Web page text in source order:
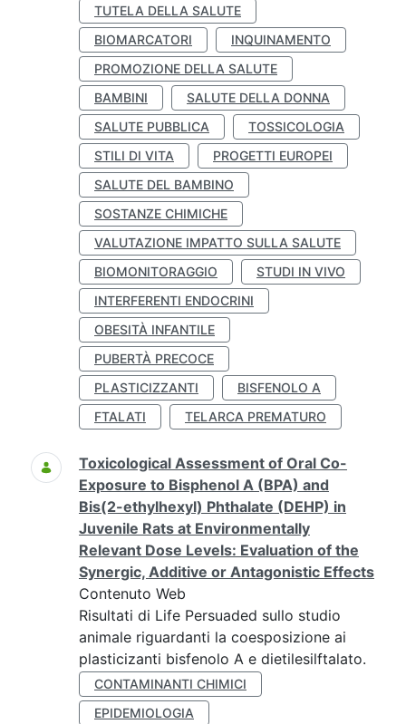
TUTELA DELLA SALUTE
BIOMARCATORI
INQUINAMENTO
PROMOZIONE DELLA SALUTE
BAMBINI
SALUTE DELLA DONNA
SALUTE PUBBLICA
TOSSICOLOGIA
STILI DI VITA
PROGETTI EUROPEI
SALUTE DEL BAMBINO
SOSTANZE CHIMICHE
VALUTAZIONE IMPATTO SULLA SALUTE
BIOMONITORAGGIO
STUDI IN VIVO
INTERFERENTI ENDOCRINI
OBESITÀ INFANTILE
PUBERTÀ PRECOCE
PLASTICIZZANTI
BISFENOLO A
FTALATI
TELARCA PREMATURO
Toxicological Assessment of Oral Co-
Exposure to Bisphenol A (BPA) and
Bis(2-ethylhexyl) Phthalate (DEHP) in
Juvenile Rats at Environmentally
Relevant Dose Levels: Evaluation of the
Synergic, Additive or Antagonistic Effects
Contenuto Web
Risultati di Life Persuaded sullo studio
animale riguardanti la coesposizione ai
plasticizanti bisfenolo A e dietilesilftalato.
CONTAMINANTI CHIMICI
EPIDEMIOLOGIA